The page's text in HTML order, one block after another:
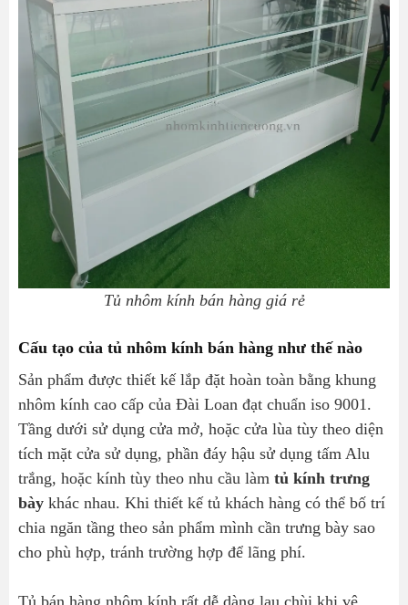
Tủ nhôm kính bán hàng giá rẻ
Cấu tạo của tủ nhôm kính bán hàng như thế nào
Sản phẩm được thiết kế lắp đặt hoàn toàn bằng khung
nhôm kính cao cấp của Đài Loan đạt chuẩn iso 9001.
Tầng dưới sử dụng cửa mở, hoặc cửa lùa tùy theo diện
tích mặt cửa sử dụng, phần đáy hậu sử dụng tấm Alu
trắng, hoặc kính tùy theo nhu cầu làm tủ kính trưng
bày khác nhau. Khi thiết kế tủ khách hàng có thể bố trí
chia ngăn tầng theo sản phẩm mình cần trưng bày sao
cho phù hợp, tránh trường hợp để lãng phí.
Tủ bán hàng nhôm kính rất dễ dàng lau chùi khi vệ